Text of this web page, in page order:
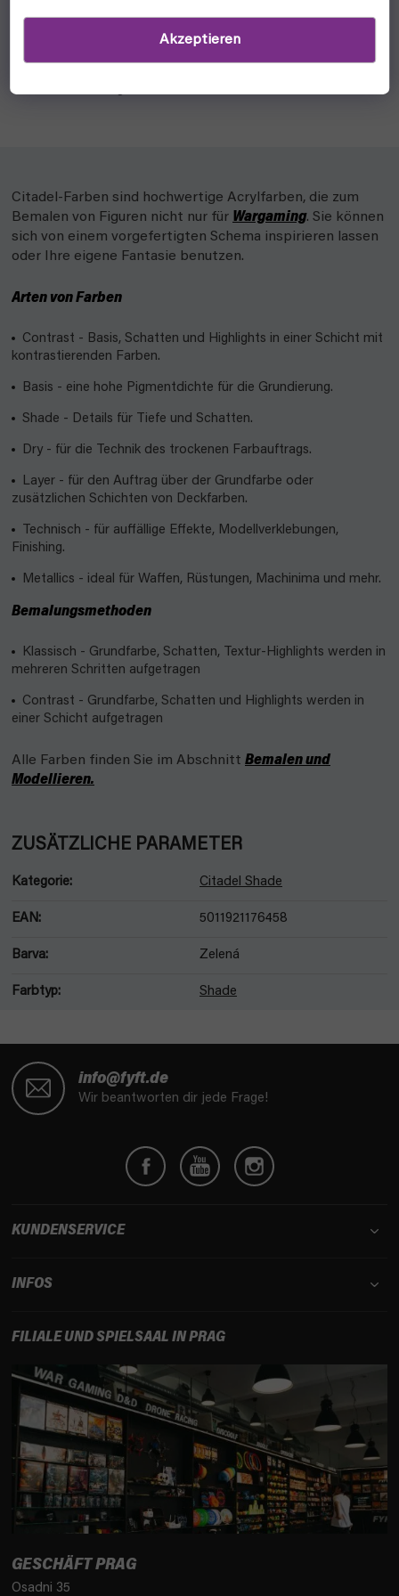
Akzeptieren
Citadel-Farben sind hochwertige Acrylfarben, die zum
Bemalen von Figuren nicht nur für Wargaming. Sie können
sich von einem vorgefertigten Schema inspirieren lassen
oder Ihre eigene Fantasie benutzen.
Arten von Farben
Contrast - Basis, Schatten und Highlights in einer Schicht mit
kontrastierenden Farben.
Basis - eine hohe Pigmentdichte für die Grundierung.
Shade - Details für Tiefe und Schatten.
Dry - für die Technik des trockenen Farbauftrags.
Layer - für den Auftrag über der Grundfarbe oder
zusätzlichen Schichten von Deckfarben.
Technisch - für auffällige Effekte, Modellverklebungen,
Finishing.
Metallics - ideal für Waffen, Rüstungen, Machinima und mehr.
Bemalungsmethoden
Klassisch - Grundfarbe, Schatten, Textur-Highlights werden in
mehreren Schritten aufgetragen
Contrast - Grundfarbe, Schatten und Highlights werden in
einer Schicht aufgetragen
Alle Farben finden Sie im Abschnitt Bemalen und
Modellieren.
ZUSÄTZLICHE PARAMETER
Kategorie: Citadel Shade
EAN: 5011921176458
Barva: Zelená
Farbtyp: Shade
info@fyft.de
Wir beantworten dir jede Frage!
KUNDENSERVICE
INFOS
FILIALE UND SPIELSAAL IN PRAG
GESCHÄFT PRAG
Osadni 35